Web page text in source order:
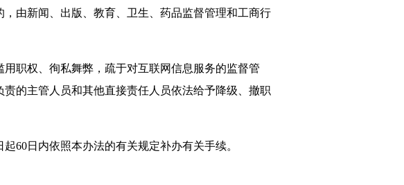
新闻、出版、教育、卫生、药品监督管理和工商行
权、徇私舞弊，疏于对互联网信息服务的监督管
的主管人员和其他直接责任人员依法给予降级、撤职
日内依照本办法的有关规定补办有关手续。